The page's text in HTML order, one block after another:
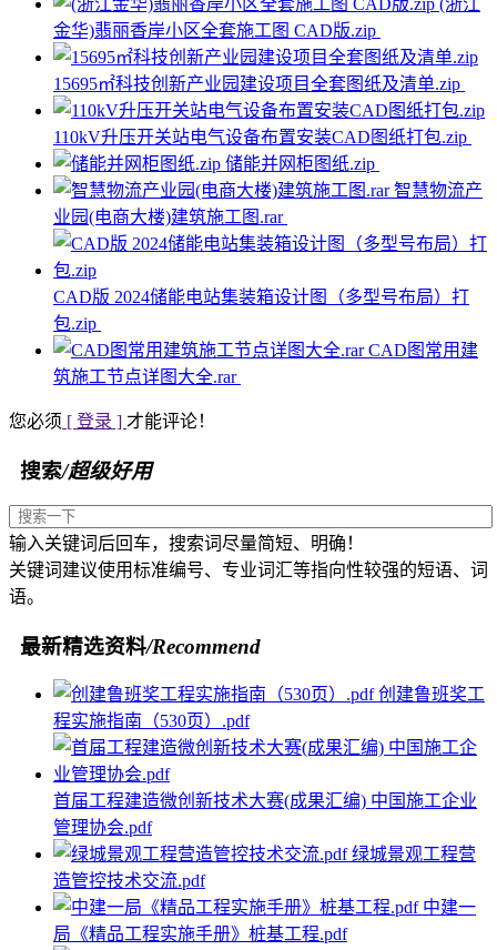
(浙江
金华)翡丽香岸小区全套施工图 CAD版.zip
15695㎡科技创新产业园建设项目全套图纸及清单.zip
110kV升压开关站电气设备布置安装CAD图纸打包.zip
储能并网柜图纸.zip
智慧物流产
业园(电商大楼)建筑施工图.rar
CAD版 2024储能电站集装箱设计图（多型号布局）打
包.zip
CAD图常用建
筑施工节点详图大全.rar
您必须 [ 登录 ] 才能评论！
搜索/超级好用
输入关键词后回车，搜索词尽量简短、明确！
关键词建议使用标准编号、专业词汇等指向性较强的短语、词
语。
最新精选资料/Recommend
创建鲁班奖工
程实施指南（530页）.pdf
首届工程建造微创新技术大赛(成果汇编) 中国施工企业
管理协会.pdf
绿城景观工程营
造管控技术交流.pdf
中建一
局《精品工程实施手册》桩基工程.pdf